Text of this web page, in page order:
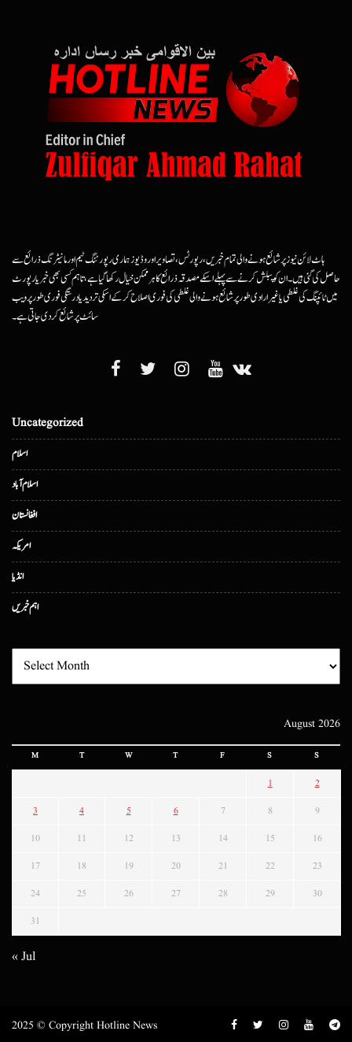
ہاٹ لائن نیوز پر شائع ہونے والی تمام خبریں، رپورٹس، تصاویر اور وڈیوز ہماری رپورٹنگ ٹیم اور مانیٹرنگ ذرائع سے
حاصل کی گئی ہیں۔ ان کو پبلش کرنے سے پہلے اسکے مصدقہ ذرائع کا ہرممکن خیال رکھا گیا ہے، تاہم کسی بھی خبر یا رپورٹ
میں ٹائپنگ کی غلطی یا غیرارادی طور پر شائع ہونے والی غلطی کی فوری اصلاح کرکے اسکی تردید یا درستگی فوری طور پر ویب
سائٹ پر شائع کردی جاتی ہے۔
Uncategorized
اسلام
اسلام آباد
افغانستان
امریکہ
انڈیا
اہم خبریں
August 2026
M T W T F S S
1 2
3 4 5 6 7 8 9
10 11 12 13 14 15 16
17 18 19 20 21 22 23
24 25 26 27 28 29 30
31
« Jul
2025 © Copyright Hotline News